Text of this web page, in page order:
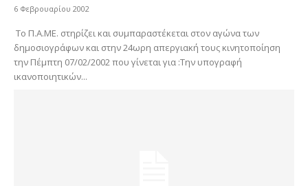
6 Φεβρουαρίου 2002
Το Π.Α.ΜΕ. στηρίζει και συμπαραστέκεται στον αγώνα των
δημοσιογράφων και στην 24ωρη απεργιακή τους κινητοποίηση
την Πέμπτη 07/02/2002 που γίνεται για :Την υπογραφή
ικανοποιητικών...